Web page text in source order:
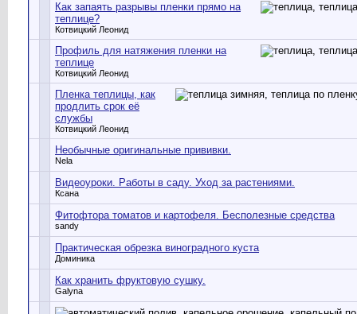
Как запаять разрывы пленки прямо на
теплице?
Котвицкий Леонид
Профиль для натяжения пленки на
теплице
Котвицкий Леонид
Пленка теплицы, как
продлить срок её
службы
Котвицкий Леонид
Необычные оригинальные прививки.
Nela
Видеоуроки. Работы в саду. Уход за растениями.
Ксана
Фитофтора томатов и картофеля. Бесполезные средства
sandy
Практическая обрезка виноградного куста
Доминика
Как хранить фруктовую сушку.
Galyna